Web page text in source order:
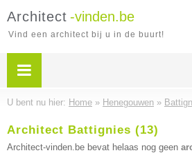
Architect -vinden.be
Vind een architect bij u in de buurt!
U bent nu hier: Home » Henegouwen »
Architect Battignies (13)
Architect-vinden.be bevat helaas nog geen